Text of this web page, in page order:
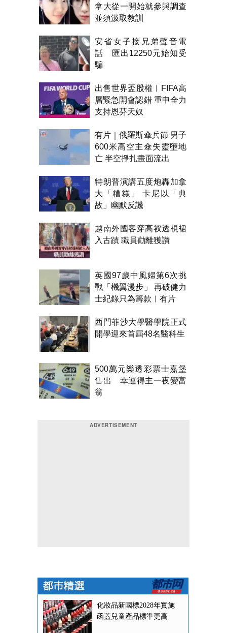
拿大從一開始就參與調查
並須汲取教訓
安省女子接兄弟聲音電
話 匯出12250元始知受
騙
出售世界盃股權︱FIFA高
層緊急開會認錯 重申全力
支持恩芬天奴
有片｜俄羅斯傘兵節 男子
600米高空主傘失靈墮地
亡 半空掙扎畫面流出
特朗普演講五度炮轟加拿
大「糟糕」 卡尼以「典
故」幽默反譏
越南外國客穿高衩透視裙
入古蹟 職員勸離獲讚
英國97歲中風婦第6次挑
戰「機翼漫步」 再破健力
士紀錄只為籌款︱有片
西門菲沙大學醫學院正式
開學迎來首屆48名醫科生
500萬元樂透彩票士嘉堡
售出 幸運得主一夜變富
翁